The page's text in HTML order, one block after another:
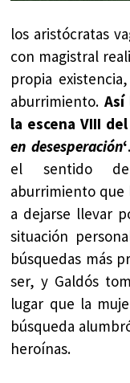
los aristócratas
con magistral
propia
aburrimiento. Así
la escena VIII
en desesperación‘
el sentido
aburrimiento que
a dejarse llevar
situación
búsquedas más
ser, y Galdós
lugar que la
búsqueda
heroínas.